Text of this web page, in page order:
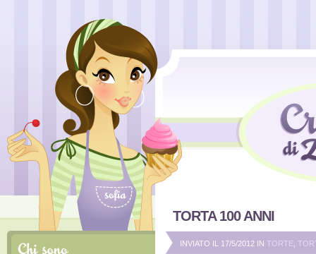
TORTA 100 ANNI
INVIATO IL 17/5/2012 IN TORTE